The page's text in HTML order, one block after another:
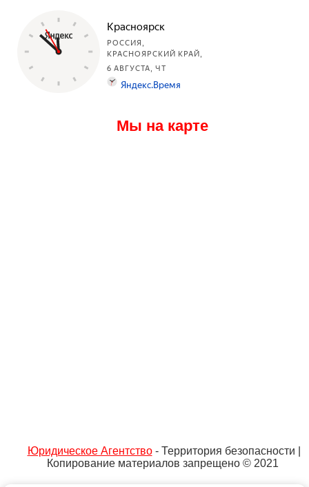
Мы на карте
Юридическое Агентство- Территория безопасности |
Копирование материалов запрещено © 2021